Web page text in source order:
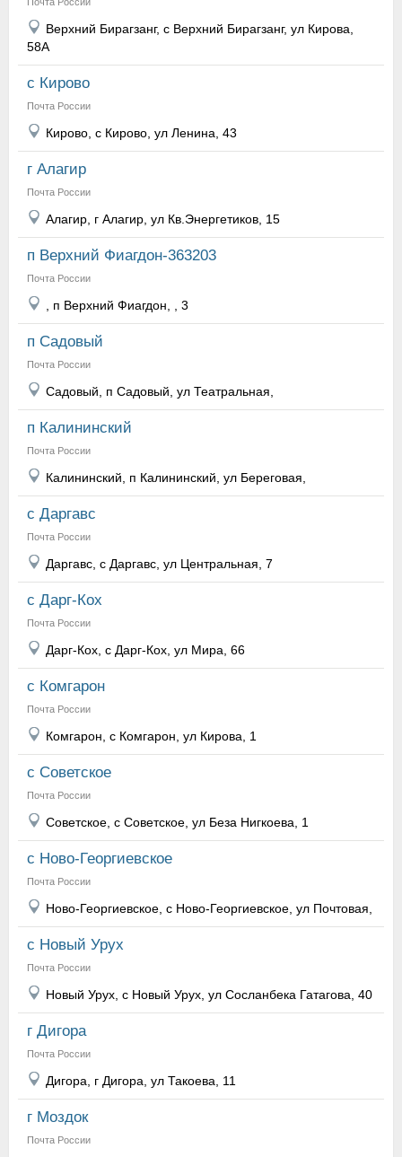
Верхний Бирагзанг, с Верхний Бирагзанг, ул Кирова,
58А
с Кирово
Почта России
Кирово, с Кирово, ул Ленина, 43
г Алагир
Почта России
Алагир, г Алагир, ул Кв.Энергетиков, 15
п Верхний Фиагдон-363203
Почта России
, п Верхний Фиагдон, , 3
п Садовый
Почта России
Садовый, п Садовый, ул Театральная,
п Калининский
Почта России
Калининский, п Калининский, ул Береговая,
с Даргавс
Почта России
Даргавс, с Даргавс, ул Центральная, 7
с Дарг-Кох
Почта России
Дарг-Кох, с Дарг-Кох, ул Мира, 66
с Комгарон
Почта России
Комгарон, с Комгарон, ул Кирова, 1
с Советское
Почта России
Советское, с Советское, ул Беза Нигкоева, 1
с Ново-Георгиевское
Почта России
Ново-Георгиевское, с Ново-Георгиевское, ул Почтовая,
с Новый Урух
Почта России
Новый Урух, с Новый Урух, ул Сосланбека Гатагова, 40
г Дигора
Почта России
Дигора, г Дигора, ул Такоева, 11
г Моздок
Почта России